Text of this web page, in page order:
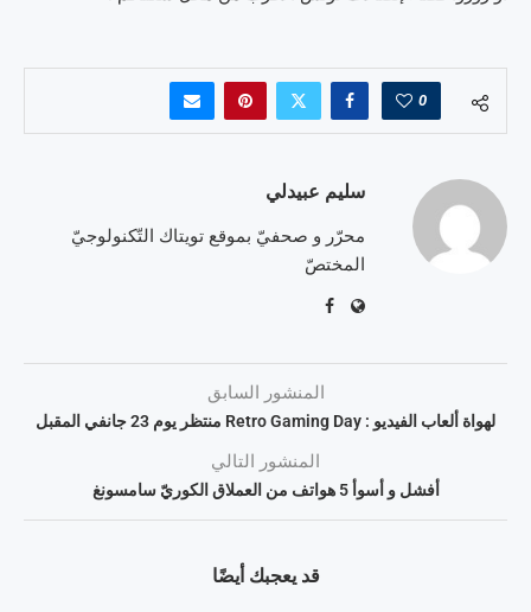
0
سليم عبيدلي
محرّر و صحفيّ بموقع تويتاك التّكنولوجيّ
المختصّ
المنشور السابق
لهواة ألعاب الفيديو : Retro Gaming Day منتظر يوم 23 جانفي المقبل
المنشور التالي
أفشل و أسوأ 5 هواتف من العملاق الكوريّ سامسونغ
قد يعجبك أيضًا